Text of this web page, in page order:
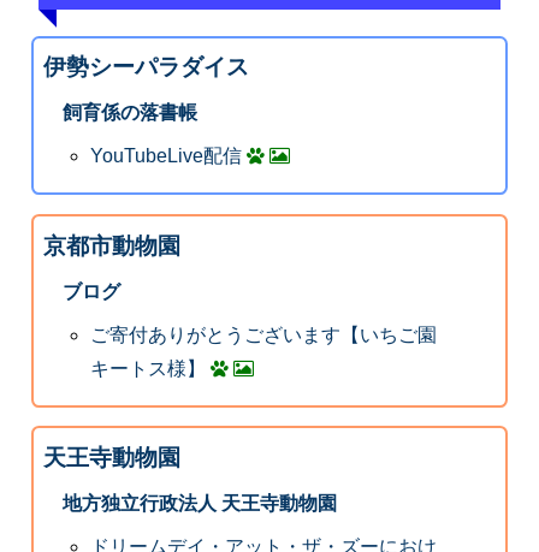
伊勢シーパラダイス
飼育係の落書帳
YouTubeLive配信
京都市動物園
ブログ
ご寄付ありがとうございます【いちご園
キートス様】
天王寺動物園
地方独立行政法人 天王寺動物園
ドリームデイ・アット・ザ・ズーにおけ